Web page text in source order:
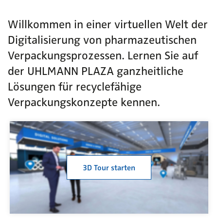
Willkommen in einer virtuellen Welt der
Digitalisierung von pharmazeutischen
Verpackungsprozessen. Lernen Sie auf
der UHLMANN PLAZA ganzheitliche
Lösungen für recyclefähige
Verpackungskonzepte kennen.
3D Tour starten